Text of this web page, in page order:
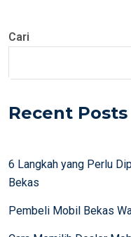
Cari
Recent Posts
6 Langkah yang Perlu
Bekas
Pembeli Mobil Bekas